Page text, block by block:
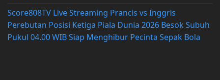
Score808TV Live Streaming Prancis vs Inggris
Perebutan Posisi Ketiga Piala Dunia 2026 Besok Subuh
Pukul 04.00 WIB Siap Menghibur Pecinta Sepak Bola